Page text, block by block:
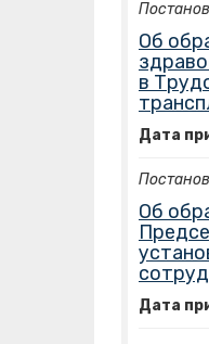
Об
в
Дата
Об
Дата